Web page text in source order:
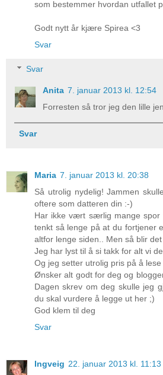
som bestemmer hvordan utfallet
Godt nytt år kjære Spirea <3
Svar
Svar
Anita 7. januar 2013 kl. 12:54
Forresten så tror jeg den lille
Svar
Maria 7. januar 2013 kl. 20:38
Så utrolig nydelig! Jammen
oftere som datteren din :-)
Har ikke vært særlig mange
tenkt så lenge på at du fortjener
altfor lenge siden.. Men så blir
Jeg har lyst til å si takk for alt vi
Og jeg setter utrolig pris på å
Ønsker alt godt for deg og
Dagen skrev om deg skulle jeg
du skal vurdere å legge ut her ;)
God klem til deg
Svar
Ingveig 22. januar 2013 kl. 11:13